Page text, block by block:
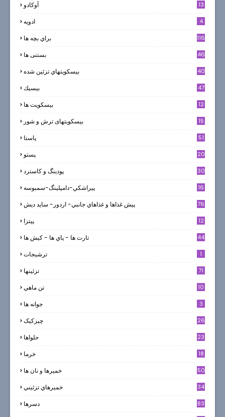
آوکادو 13
ادويه 4
براي بچه ها 116
بستنی ها 46
بيسكويتهاي تزئين شده 40
بيسيك 47
بیسکویت ها
12
بیسکویتهای ترش و شور 15
پاستا 51
پستو 20
پودینگ و کاسترد 30
پيراشكي-دامپلينگ-سمبوسه 16
پيش غذاها و غذاهاي جانبي- اردور- سايد ديش 76
پیتزا 12
تارت ها - پاي ها - كيش ها 44
ترشيجات 1
تزئینها 71
تن ماهي 10
جوانه ها 3
چیزکیک 26
حلواها 23
خرما 18
خميرها و نان ها 50
خميرهاي تزئيني 34
دسرها 83